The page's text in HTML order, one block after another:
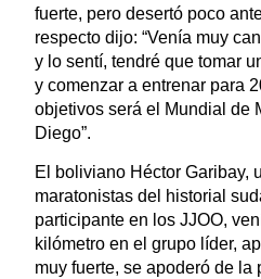
fuerte, pero desertó poco
respecto dijo: “Venía muy
y lo sentí, tendré que tomar
y comenzar a entrenar para
objetivos será el Mundial de
Diego”.
El boliviano Héctor Garibay,
maratonistas del historial
participante en los JJOO,
kilómetro en el grupo líder,
muy fuerte, se apoderó de la